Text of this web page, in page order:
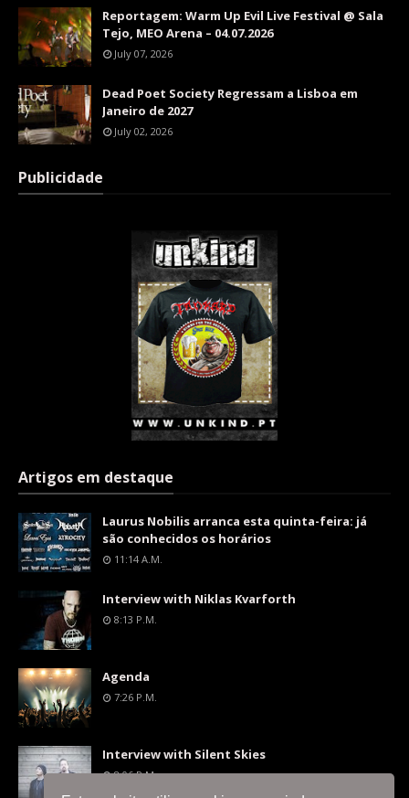
Reportagem: Warm Up Evil Live Festival @ Sala
Tejo, MEO Arena – 04.07.2026
July 07, 2026
Dead Poet Society Regressam a Lisboa em
Janeiro de 2027
July 02, 2026
Publicidade
Artigos em destaque
Laurus Nobilis arranca esta quinta-feira: já
são conhecidos os horários
11:14 A.m.
Interview with Niklas Kvarforth
8:13 P.m.
Agenda
7:26 P.m.
Interview with Silent Skies
8:06 P.m.